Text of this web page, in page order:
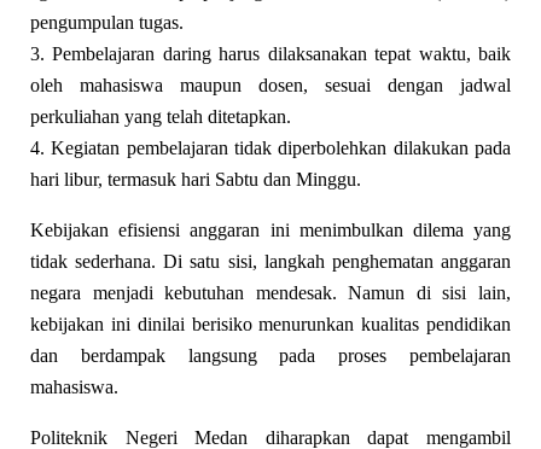
pengumpulan tugas.
3. Pembelajaran daring harus dilaksanakan tepat waktu, baik
oleh mahasiswa maupun dosen, sesuai dengan jadwal
perkuliahan yang telah ditetapkan.
4. Kegiatan pembelajaran tidak diperbolehkan dilakukan pada
hari libur, termasuk hari Sabtu dan Minggu.
Kebijakan efisiensi anggaran ini menimbulkan dilema yang
tidak sederhana. Di satu sisi, langkah penghematan anggaran
negara menjadi kebutuhan mendesak. Namun di sisi lain,
kebijakan ini dinilai berisiko menurunkan kualitas pendidikan
dan berdampak langsung pada proses pembelajaran
mahasiswa.
Politeknik Negeri Medan diharapkan dapat mengambil